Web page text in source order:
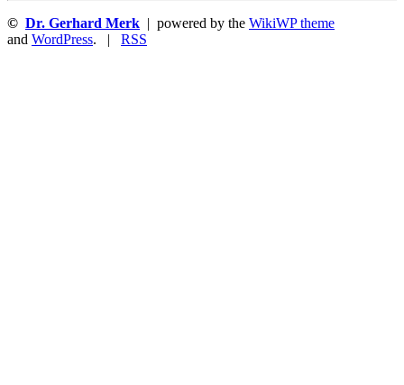
© Dr. Gerhard Merk | powered by the WikiWP theme
and WordPress. | RSS